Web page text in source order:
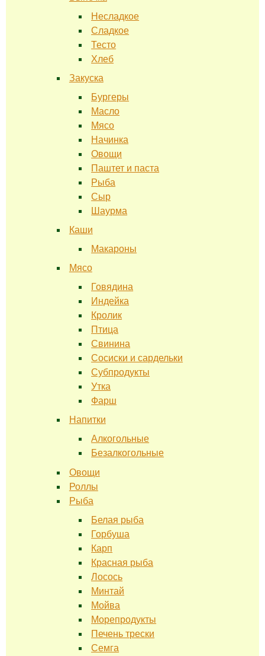
Несладкое
Сладкое
Тесто
Хлеб
Закуска
Бургеры
Масло
Мясо
Начинка
Овощи
Паштет и паста
Рыба
Сыр
Шаурма
Каши
Макароны
Мясо
Говядина
Индейка
Кролик
Птица
Свинина
Сосиски и сардельки
Субпродукты
Утка
Фарш
Напитки
Алкогольные
Безалкогольные
Овощи
Роллы
Рыба
Белая рыба
Горбуша
Карп
Красная рыба
Лосось
Минтай
Мойва
Морепродукты
Печень трески
Семга